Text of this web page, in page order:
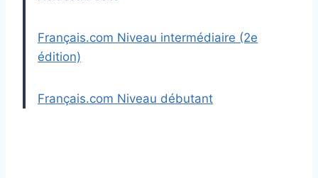
Français.com Niveau intermédiaire (2e
édition)
Français.com Niveau débutant